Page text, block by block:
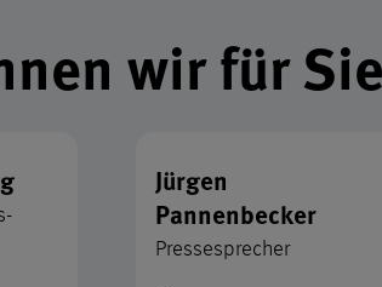
und
wir für
Jürgen
Pannenbecker
Pressesprecher